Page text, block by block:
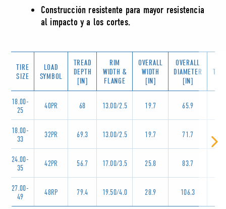
Construcción resistente para mayor resistencia
al impacto y a los cortes.
TIRE
SIZE
LOAD
SYMBOL
TREAD
DEPTH
[IN]
RIM
WIDTH &
FLANGE
OVERALL
WIDTH
[IN]
OVERALL
DIAMETER
[IN]
TT/
18.00-
25
40PR 68 13.00/2.5 19.7 65.9
18.00-
33
32PR 69.3 13.00/2.5 19.7 71.7
24.00-
35
42PR 56.7 17.00/3.5 25.8 83.7
27.00-
49
48RP 79.4 19.50/4.0 28.9 106.3